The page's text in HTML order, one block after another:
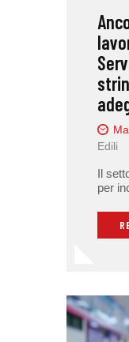
Edili
Il
per